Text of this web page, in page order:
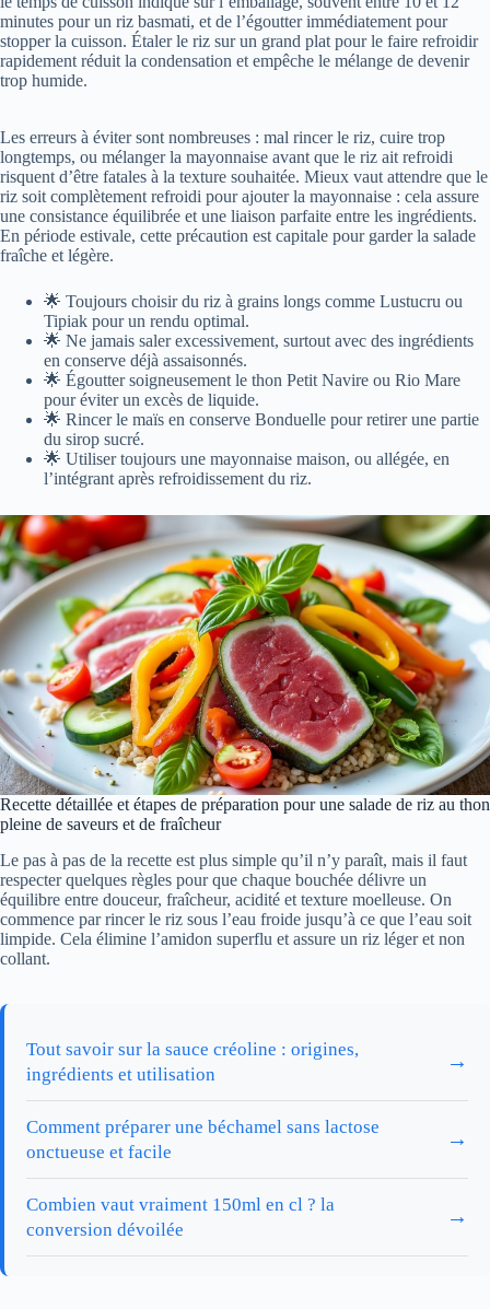
minutes pour un riz basmati, et de l’égoutter immédiatement pour
stopper la cuisson. Étaler le riz sur un grand plat pour le faire refroidir
rapidement réduit la condensation et empêche le mélange de devenir
trop humide.
Les erreurs à éviter sont nombreuses : mal rincer le riz, cuire trop
longtemps, ou mélanger la mayonnaise avant que le riz ait refroidi
risquent d’être fatales à la texture souhaitée. Mieux vaut attendre que le
riz soit complètement refroidi pour ajouter la mayonnaise : cela assure
une consistance équilibrée et une liaison parfaite entre les ingrédients.
En période estivale, cette précaution est capitale pour garder la salade
fraîche et légère.
🌟 Toujours choisir du riz à grains longs comme Lustucru ou
Tipiak pour un rendu optimal.
🌟 Ne jamais saler excessivement, surtout avec des ingrédients
en conserve déjà assaisonnés.
🌟 Égoutter soigneusement le thon Petit Navire ou Rio Mare
pour éviter un excès de liquide.
🌟 Rincer le maïs en conserve Bonduelle pour retirer une partie
du sirop sucré.
🌟 Utiliser toujours une mayonnaise maison, ou allégée, en
l’intégrant après refroidissement du riz.
Recette détaillée et étapes de préparation pour une salade de riz au thon
pleine de saveurs et de fraîcheur
Le pas à pas de la recette est plus simple qu’il n’y paraît, mais il faut
respecter quelques règles pour que chaque bouchée délivre un
équilibre entre douceur, fraîcheur, acidité et texture moelleuse. On
commence par rincer le riz sous l’eau froide jusqu’à ce que l’eau soit
limpide. Cela élimine l’amidon superflu et assure un riz léger et non
collant.
Tout savoir sur la sauce créoline : origines,
ingrédients et utilisation
→
Comment préparer une béchamel sans lactose
onctueuse et facile
→
Combien vaut vraiment 150ml en cl ? la
conversion dévoilée
→